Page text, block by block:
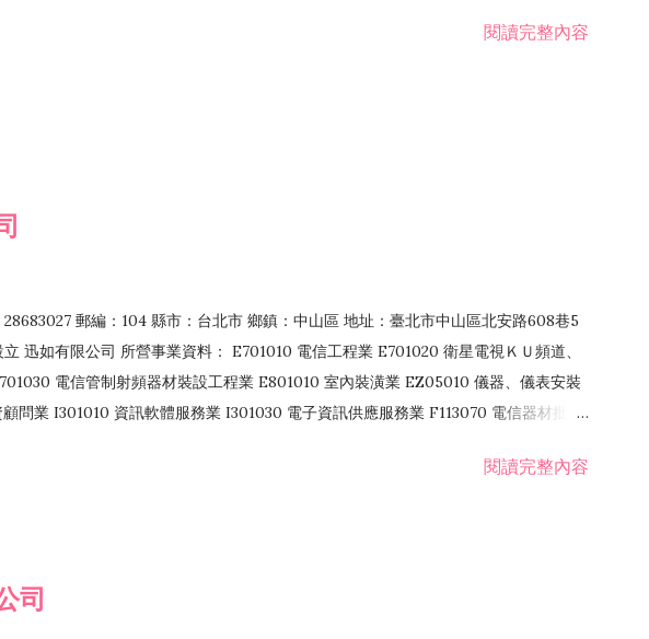
閱讀完整內容
郵編：104 縣市：台北市 鄉鎮：中山區 地址：臺北市中山區北安路608巷5
迅如有限公司 所營事業資料： E701010 電信工程業 E701020 衛星電視ＫＵ頻道、
電信管制射頻器材裝設工程業 E801010 室內裝潢業 EZ05010 儀器、儀表安裝
問業 I301010 資訊軟體服務業 I301030 電子資訊供應服務業 F113070 電信器材批發
F203020 菸酒零售業 F401171 酒類輸入業
閱讀完整內容
司